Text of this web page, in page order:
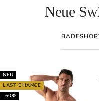
Neue
NEU
LAST CHANCE
-60%